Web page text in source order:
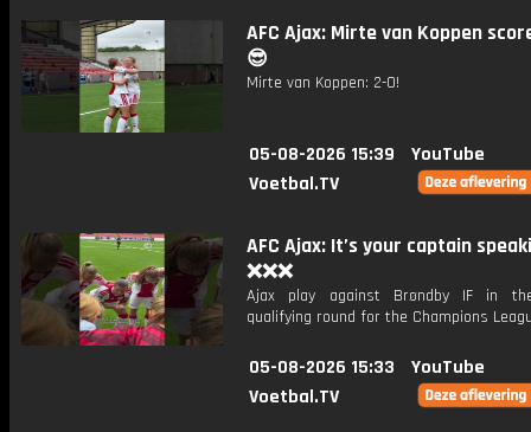
AFC Ajax: Mirte van Koppen
😎
Mirte van Koppen: 2-0!
05-08-2026 15:39
YouTube
Voetbal.TV
AFC Ajax: It’s your captain
❌❌❌
Ajax play against Brøndby IF in
qualifying round for the Champions
05-08-2026 15:33
YouTube
Voetbal.TV